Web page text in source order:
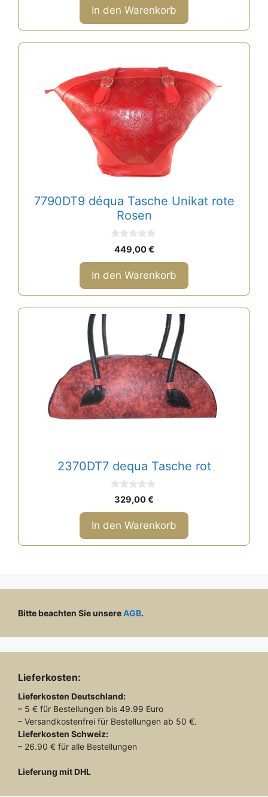
n
5
In den Warenkorb
7790DT9 déqua Tasche Unikat rote
Rosen
v
o
n
5
449,00€
In den Warenkorb
2370DT7 dequa Tasche rot
0
v
o
n
5
329,00€
In den Warenkorb
Bitte beachten Sie unsereAGB.
Lieferkosten:
Lieferkosten Deutschland:
– 5 € für Bestellungen bis 49.99 Euro
– Versandkostenfrei für Bestellungen ab 50 €.
Lieferkosten Schweiz:
– 26.90 € für alle Bestellungen
Lieferung mit DHL